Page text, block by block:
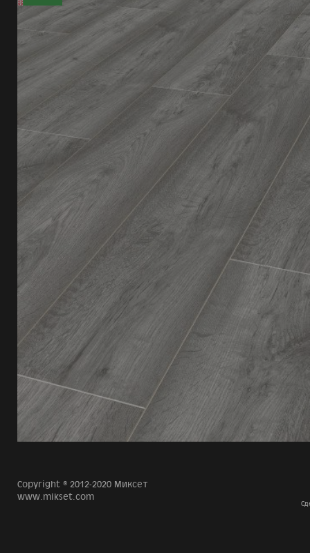
Copyright © 2012-2020 Миксет
www.mikset.com